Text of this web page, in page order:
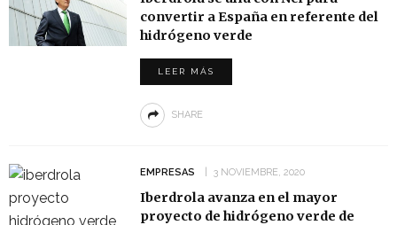
convertir a España en referente del
hidrógeno verde
LEER MÁS
SHARE
EMPRESAS 3 NOVIEMBRE, 2020
Iberdrola avanza en el mayor
proyecto de hidrógeno verde de